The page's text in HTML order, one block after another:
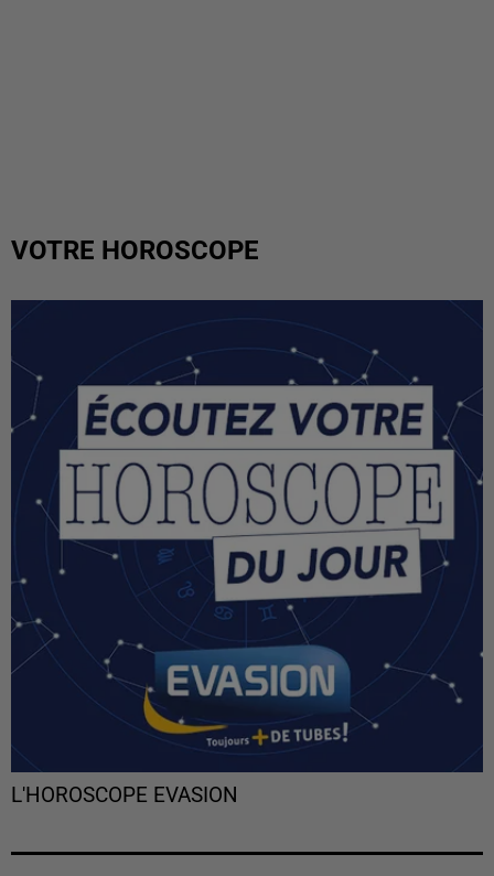
VOTRE HOROSCOPE
L'HOROSCOPE EVASION